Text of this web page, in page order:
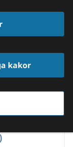
kakor